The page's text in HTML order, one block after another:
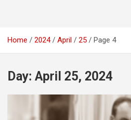
Home 2024 April 25 Page 4
Day: April 25, 2024